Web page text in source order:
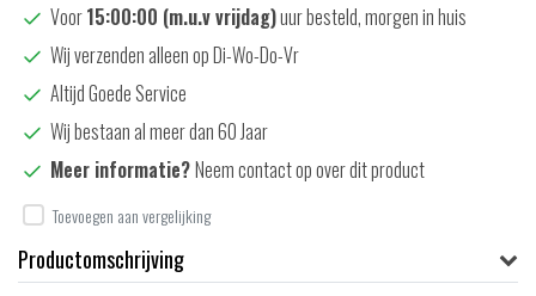
Voor15:00:00 (m.u.v vrijdag)uur besteld, morgen in huis
Wij verzenden alleen op Di-Wo-Do-Vr
Altijd Goede Service
Wij bestaan al meer dan 60 Jaar
Meer informatie?Neem contact op over dit product
Toevoegen aan vergelijking
Productomschrijving